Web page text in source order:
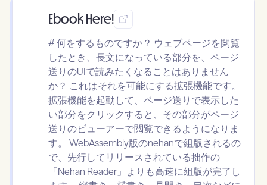
Ebook Here!
# 何をするものですか？ ウェブページを閲覧
したとき、長文になっている部分を、ページ
送りのUIで読みたくなることはありません
か？ これはそれを可能にする拡張機能です。
拡張機能を起動して、ページ送りで表示した
い部分をクリックすると、その部分がページ
送りのビューアーで閲覧できるようになりま
す。 WebAssembly版のnehanで組版されるの
で、先行してリリースされている拙作の
「Nehan Reader」よりも高速に組版が完了し